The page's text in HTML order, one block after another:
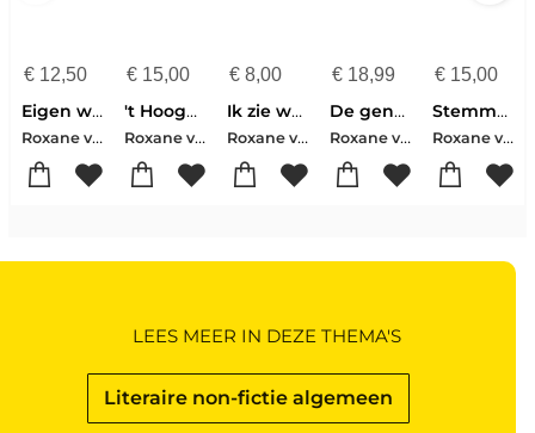
€12,50
Eigen welzijn eerst
Roxane van Iperen
€15,00
't Hooge Nest
Roxane van Iperen
€ 8,00
Ik zie wat ik geloof
Roxane van Iperen
€ 18,99
De genocidefax
Roxane van Iperen
€ 15,00
Stemmen uit het diepe
Roxane van Iperen
Literaire non-fictie algemeen
LEES MEER IN DEZE THEMA'S